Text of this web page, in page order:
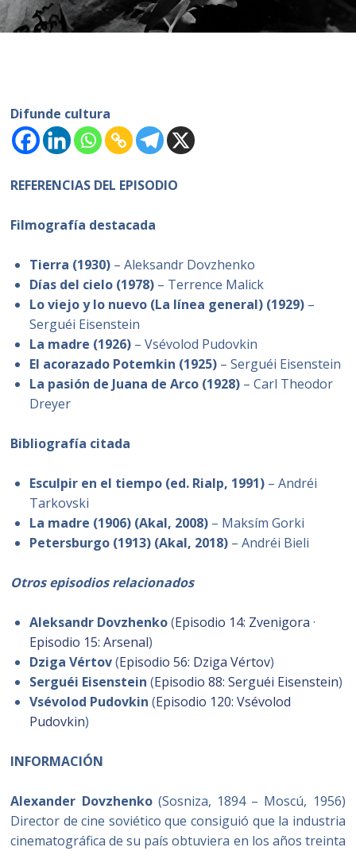
Difunde cultura
REFERENCIAS DEL EPISODIO
Filmografía destacada
Tierra (1930) – Aleksandr Dovzhenko
Días del cielo (1978) – Terrence Malick
Lo viejo y lo nuevo (La línea general) (1929) –
Serguéi Eisenstein
La madre (1926) – Vsévolod Pudovkin
El acorazado Potemkin (1925) – Serguéi Eisenstein
La pasión de Juana de Arco (1928) – Carl Theodor
Dreyer
Bibliografía citada
Esculpir en el tiempo (ed. Rialp, 1991) – Andréi
Tarkovski
La madre (1906) (Akal, 2008) – Maksím Gorki
Petersburgo (1913) (Akal, 2018) – Andréi Bieli
Otros episodios relacionados
Aleksandr Dovzhenko(Episodio 14: Zvenigora ·
Episodio 15: Arsenal)
Dziga Vértov (Episodio 56: Dziga Vértov)
Serguéi Eisenstein (Episodio 88: Serguéi Eisenstein)
Vsévolod Pudovkin (Episodio 120: Vsévolod
Pudovkin)
INFORMACIÓN
Alexander Dovzhenko(Sosniza, 1894 – Moscú, 1956)
Director de cine soviético que consiguió que la industria
cinematográfica de su país obtuviera en los años treinta